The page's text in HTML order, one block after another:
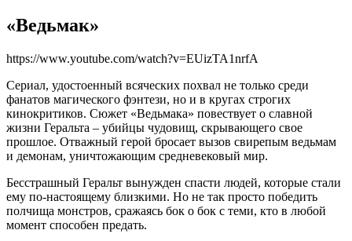
«Ведьмак»
https://www.youtube.com/watch?v=EUizTA1nrfA
Сериал, удостоенный всяческих похвал не только среди
фанатов магического фэнтези, но и в кругах строгих
кинокритиков. Сюжет «Ведьмака» повествует о славной
жизни Геральта – убийцы чудовищ, скрывающего свое
прошлое. Отважный герой бросает вызов свирепым ведьмам
и демонам, уничтожающим средневековый мир.
Бесстрашный Геральт вынужден спасти людей, которые стали
ему по-настоящему близкими. Но не так просто победить
полчища монстров, сражаясь бок о бок с теми, кто в любой
момент способен предать.